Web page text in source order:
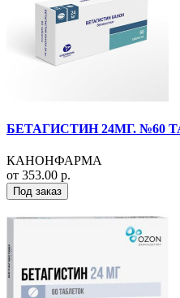
БЕТАГИСТИН 24МГ. №60
КАНОНФАРМА
от 353.00 р.
Под заказ